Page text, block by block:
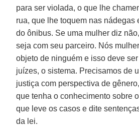
para ser violada, o que lhe
rua, que lhe toquem nas nádegas
do ônibus. Se uma mulher diz
seja com seu parceiro. Nós
objeto de ninguém e isso deve
juízes, o sistema. Precisamos de
justiça com perspectiva de
que tenha o conhecimento sobre
que leve os casos e dite
da lei.